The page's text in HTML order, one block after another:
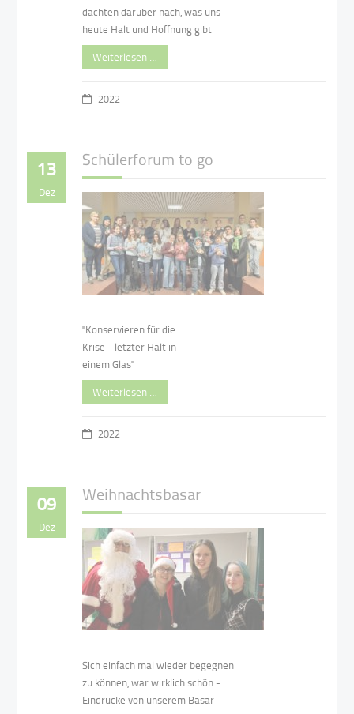
dachten darüber nach, was uns
heute Halt und Hoffnung gibt
Weiterlesen …
2022
13
Dez
Schülerforum to go
"Konservieren für die
Krise - letzter Halt in
einem Glas"
Weiterlesen …
2022
09
Dez
Weihnachtsbasar
Sich einfach mal wieder begegnen
zu können, war wirklich schön -
Eindrücke von unserem Basar